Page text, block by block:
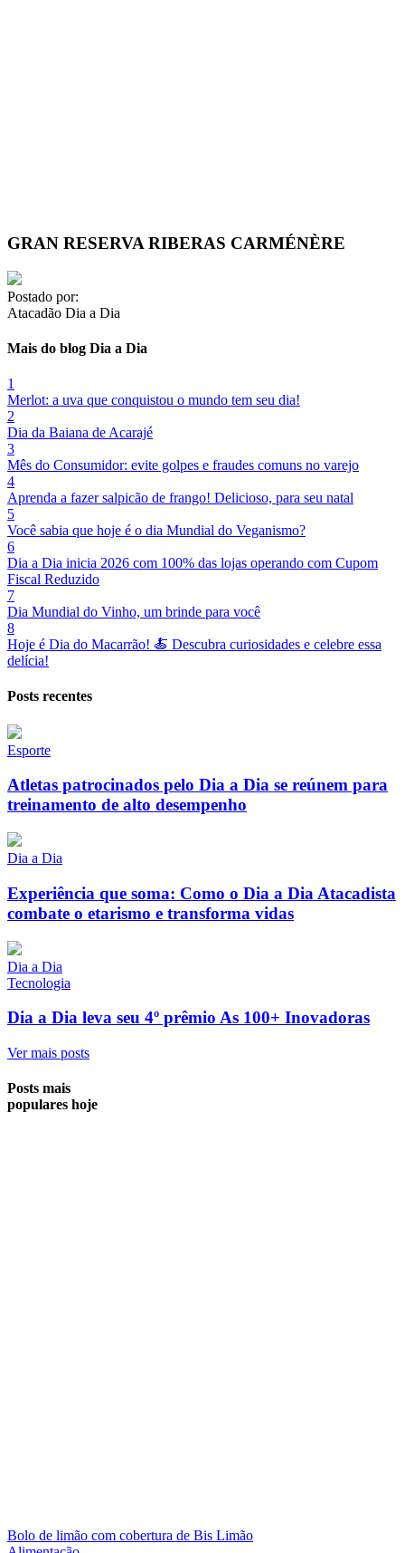
GRAN RESERVA RIBERAS CARMÉNÈRE
Postado por:
Atacadão Dia a Dia
Mais do blog Dia a Dia
1
Merlot: a uva que conquistou o mundo tem seu dia!
2
Dia da Baiana de Acarajé
3
Mês do Consumidor: evite golpes e fraudes comuns no varejo
4
Aprenda a fazer salpicão de frango! Delicioso, para seu natal
5
Você sabia que hoje é o dia Mundial do Veganismo?
6
Dia a Dia inicia 2026 com 100% das lojas operando com Cupom
Fiscal Reduzido
7
Dia Mundial do Vinho, um brinde para você
8
Hoje é Dia do Macarrão! 🍝 Descubra curiosidades e celebre essa
delícia!
Posts recentes
Esporte
Atletas patrocinados pelo Dia a Dia se reúnem para
treinamento de alto desempenho
Dia a Dia
Experiência que soma: Como o Dia a Dia Atacadista
combate o etarismo e transforma vidas
Dia a Dia
Tecnologia
Dia a Dia leva seu 4º prêmio As 100+ Inovadoras
Ver mais posts
Posts mais
populares hoje
Bolo de limão com cobertura de Bis Limão